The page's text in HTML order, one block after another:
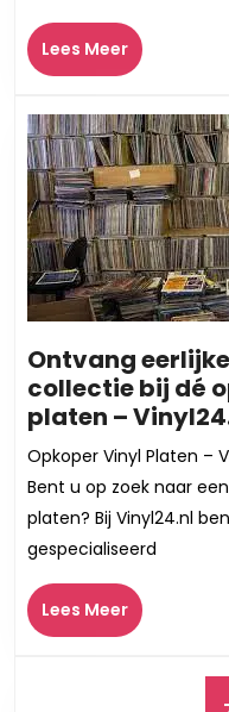
Lees MeerLees
Meer
Ontvang
collectie bij dé
platen –
Opkoper Vinyl Platen –
Bent u op zoek naar
platen? Bij Vinyl24.nl
gespecialiseerd
Lees MeerLees
Meer